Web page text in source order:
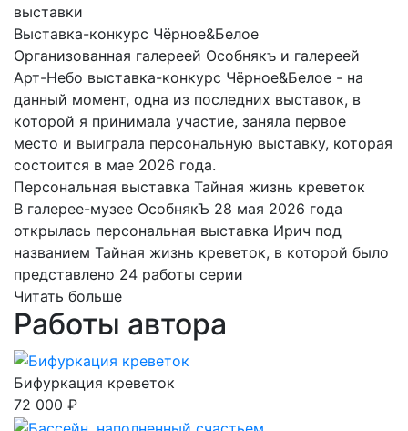
выставки
Выставка-конкурс Чёрное&Белое
Организованная галереей Особнякъ и галереей
Арт-Небо выставка-конкурс Чёрное&Белое - на
данный момент, одна из последних выставок, в
которой я принимала участие, заняла первое
место и выиграла персональную выставку, которая
состоится в мае 2026 года.
Персональная выставка Тайная жизнь креветок
В галерее-музее ОсобнякЪ 28 мая 2026 года
открылась персональная выставка Ирич под
названием Тайная жизнь креветок, в которой было
представлено 24 работы серии
Читать больше
Работы автора
Бифуркация креветок
72 000 ₽